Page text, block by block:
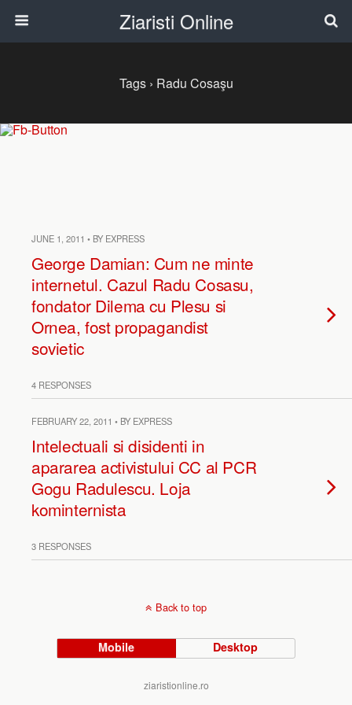
Ziaristi Online
Tags › Radu Cosaşu
JUNE 1, 2011 • BY EXPRESS
George Damian: Cum ne minte
internetul. Cazul Radu Cosasu,
fondator Dilema cu Plesu si
Ornea, fost propagandist
sovietic
4 RESPONSES
FEBRUARY 22, 2011 • BY EXPRESS
Intelectuali si disidenti in
apararea activistului CC al PCR
Gogu Radulescu. Loja
kominternista
3 RESPONSES
Back to top
Mobile Desktop
ziaristionline.ro